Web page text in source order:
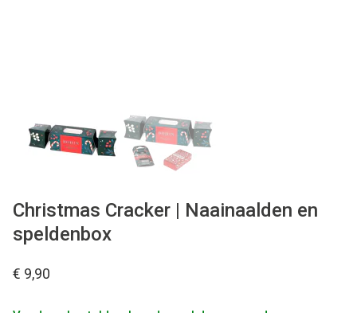
Christmas Cracker | Naainaalden en
speldenbox
€ 9,90